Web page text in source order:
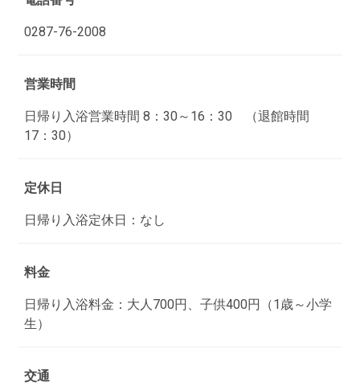
0287-76-2008
営業時間
日帰り入浴営業時間 8：30～16：30 （退館時間
17：30）
定休日
日帰り入浴定休日：なし
料金
日帰り入浴料金：大人700円、子供400円（1歳～小学
生）
交通